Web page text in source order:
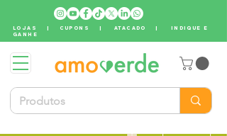
LOJAS | CUPONS |ATACADO | INDIQUE E
GANHE